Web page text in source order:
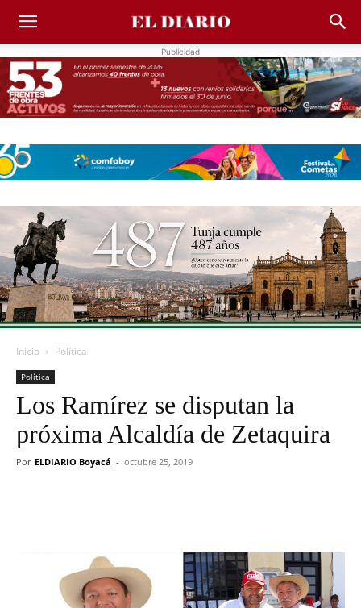
Publicidad
Inicio Política
Política
Los Ramírez se disputan la
próxima Alcaldía de Zetaquira
Por ELDIARIO Boyacá - octubre 25, 2019